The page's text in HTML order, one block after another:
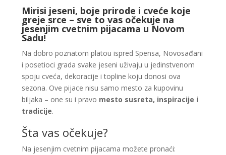
Mirisi jeseni, boje prirode i cveće koje
greje srce – sve to vas očekuje na
jesenjim cvetnim pijacama u Novom
Sadu!
Na dobro poznatom platou ispred Spensa, Novosađani
i posetioci grada svake jeseni uživaju u jedinstvenom
spoju cveća, dekoracije i topline koju donosi ova
sezona. Ove pijace nisu samo mesto za kupovinu
biljaka – one su i pravo mesto susreta, inspiracije i
tradicije.
Šta vas očekuje?
Na jesenjim cvetnim pijacama možete pronaći: